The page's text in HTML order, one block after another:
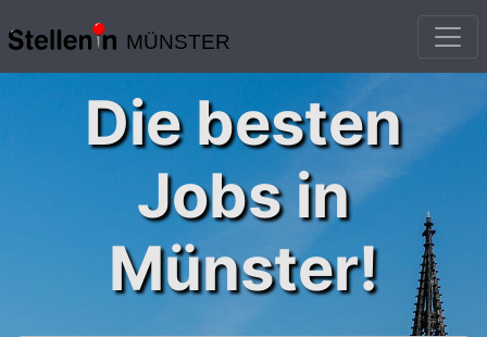
MÜNSTER
Die besten
Jobs in
Münster!